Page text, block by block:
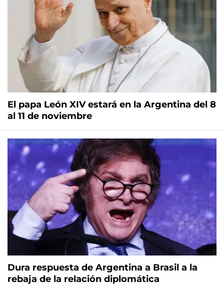
El papa León XIV estará en la Argentina del 8
al 11 de noviembre
Dura respuesta de Argentina a Brasil a la
rebaja de la relación diplomática